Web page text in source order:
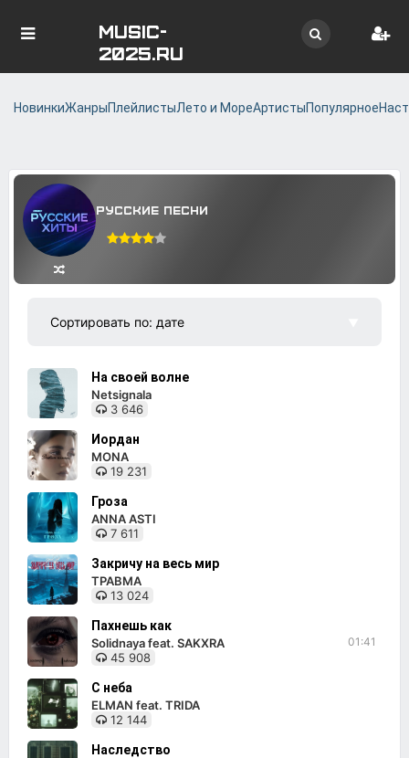
MUSIC-
2025.RU
НовинкиЖанрыПлейлистыЛето и МореАртистыПопулярное
Русские песни
На своей волне
Netsignala
3 646
Иордан
MONA
19 231
Гроза
ANNA ASTI
7 611
Закричу на весь мир
ТРАВМА
13 024
Пахнешь как
Solidnaya feat. SAKXRA
45 908
01:41
С неба
ELMAN feat. TRIDA
12 144
Наследство